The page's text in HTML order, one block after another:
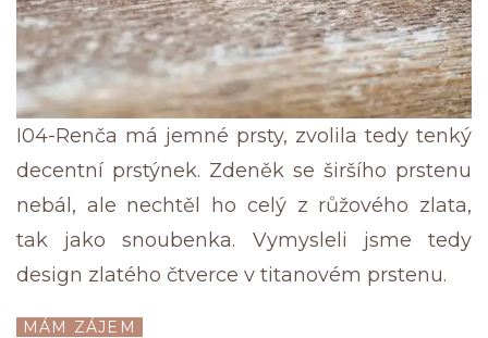
I04-Renča má jemné prsty, zvolila tedy tenký
decentní prstýnek. Zdeněk se širšího prstenu
nebál, ale nechtěl ho celý z růžového zlata,
tak jako snoubenka. Vymysleli jsme tedy
design zlatého čtverce v titanovém prstenu.
MÁM ZÁJEM